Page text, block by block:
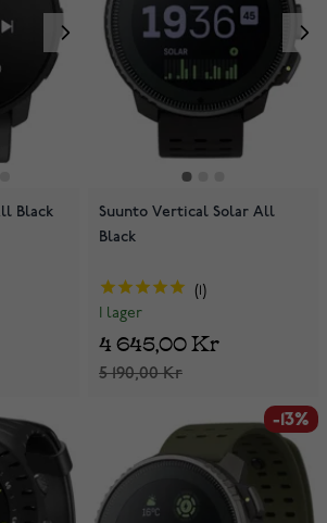
Black
Suunto Vertical Solar All
Black
I lager
5 190,00 Kr
4 645,00 Kr
-13%